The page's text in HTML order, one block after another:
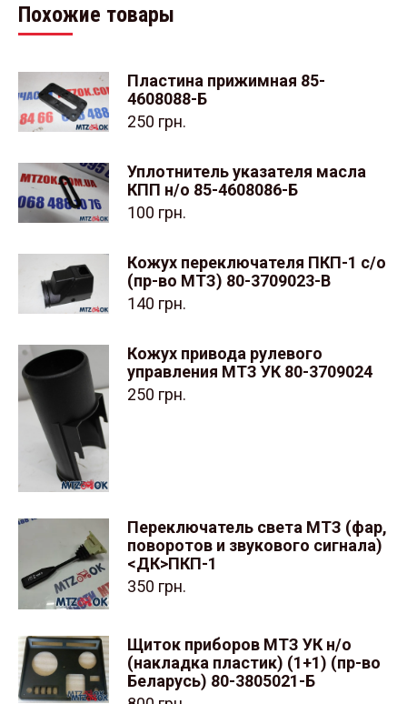
Похожие товары
Пластина прижимная 85-
4608088-Б
250 грн.
Уплотнитель указателя масла
КПП н/о 85-4608086-Б
100 грн.
Кожух переключателя ПКП-1 с/о
(пр-во МТЗ) 80-3709023-В
140 грн.
Кожух привода рулевого
управления МТЗ УК 80-3709024
250 грн.
Переключатель света МТЗ (фар,
поворотов и звукового сигнала)
<ДК>ПКП-1
350 грн.
Щиток приборов МТЗ УК н/о
(накладка пластик) (1+1) (пр-во
Беларусь) 80-3805021-Б